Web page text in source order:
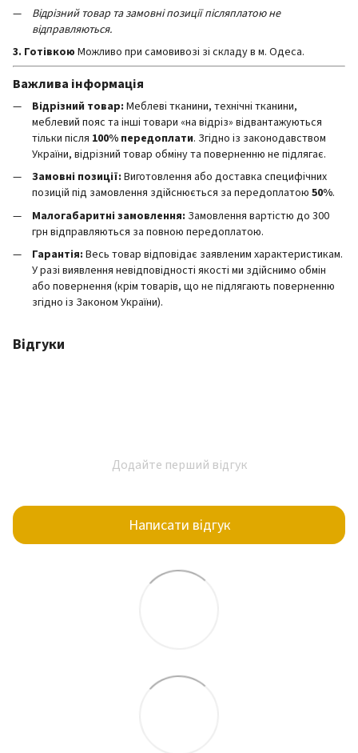
Відрізний товар та замовні позиції післяплатою не
відправляються.
3. Готівкою Можливо при самовивозі зі складу в м. Одеса.
Важлива інформація
Відрізний товар: Меблеві тканини, технічні тканини,
меблевий пояс та інші товари «на відріз» відвантажуються
тільки після 100% передоплати. Згідно із законодавством
України, відрізний товар обміну та поверненню не підлягає.
Замовні позиції: Виготовлення або доставка специфічних
позицій під замовлення здійснюється за передоплатою 50%.
Малогабаритні замовлення: Замовлення вартістю до 300
грн відправляються за повною передоплатою.
Гарантія: Весь товар відповідає заявленим характеристикам.
У разі виявлення невідповідності якості ми здійснимо обмін
або повернення (крім товарів, що не підлягають поверненню
згідно із Законом України).
Відгуки
Додайте перший відгук
Написати відгук